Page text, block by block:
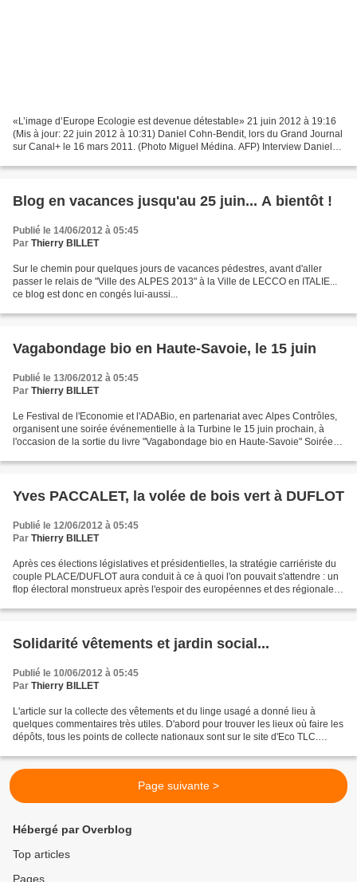
«L’image d’Europe Ecologie est devenue détestable» 21 juin 2012 à 19:16
(Mis à jour: 22 juin 2012 à 10:31) Daniel Cohn-Bendit, lors du Grand Journal
sur Canal+ le 16 mars 2011. (Photo Miguel Médina. AFP) Interview Daniel
Blog en vacances jusqu'au 25 juin... A bientôt !
Publié le 14/06/2012 à 05:45
Par Thierry BILLET
Sur le chemin pour quelques jours de vacances pédestres, avant d'aller
passer le relais de "Ville des ALPES 2013" à la Ville de LECCO en ITALIE...
ce blog est donc en congés lui-aussi...
Vagabondage bio en Haute-Savoie, le 15 juin
Publié le 13/06/2012 à 05:45
Par Thierry BILLET
Le Festival de l'Economie et l'ADABio, en partenariat avec Alpes Contrôles,
organisent une soirée événementielle à la Turbine le 15 juin prochain, à
l'occasion de la sortie du livre "Vagabondage bio en Haute-Savoie" Soirée à
Yves PACCALET, la volée de bois vert à DUFLOT
Publié le 12/06/2012 à 05:45
Par Thierry BILLET
Après ces élections législatives et présidentielles, la stratégie carriériste du
couple PLACE/DUFLOT aura conduit à ce à quoi l'on pouvait s'attendre : un
flop électoral monstrueux après l'espoir des européennes et des régionales.
Solidarité vêtements et jardin social...
Publié le 10/06/2012 à 05:45
Par Thierry BILLET
L'article sur la collecte des vêtements et du linge usagé a donné lieu à
quelques commentaires très utiles. D'abord pour trouver les lieux où faire les
dépôts, tous les points de collecte nationaux sont sur le site d'Eco TLC.
Page suivante >
Hébergé par Overblog
Top articles
Pages